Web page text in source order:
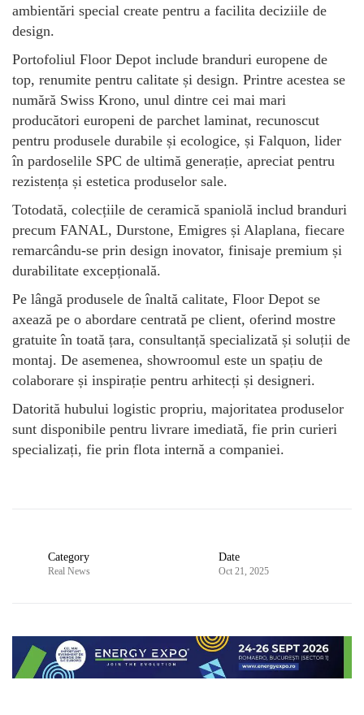
ambientări special create pentru a facilita deciziile de
design.
Portofoliul Floor Depot include branduri europene de
top, renumite pentru calitate și design. Printre acestea se
numără Swiss Krono, unul dintre cei mai mari
producători europeni de parchet laminat, recunoscut
pentru produsele durabile și ecologice, și Falquon, lider
în pardoselile SPC de ultimă generație, apreciat pentru
rezistența și estetica produselor sale.
Totodată, colecțiile de ceramică spaniolă includ branduri
precum FANAL, Durstone, Emigres și Alaplana, fiecare
remarcându-se prin design inovator, finisaje premium și
durabilitate excepțională.
Pe lângă produsele de înaltă calitate, Floor Depot se
axează pe o abordare centrată pe client, oferind mostre
gratuite în toată țara, consultanță specializată și soluții de
montaj. De asemenea, showroomul este un spațiu de
colaborare și inspirație pentru arhitecți și designeri.
Datorită hubului logistic propriu, majoritatea produselor
sunt disponibile pentru livrare imediată, fie prin curieri
specializați, fie prin flota internă a companiei.
Category
Real News
Date
Oct 21, 2025